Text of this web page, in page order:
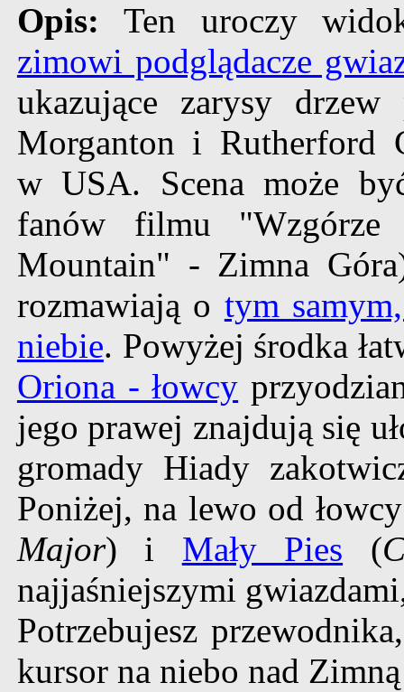
Opis:Ten uroczy
zimowi podglądacze
ukazujące zarysy
Morganton i
w USA. Scena może
fanów filmu
Mountain" - Zimna
rozmawiają o tym
niebie. Powyżej środka
Oriona - łowcy
jego prawej znajdują się
gromady Hiady
Poniżej, na lewo od
Major) i Mały Pies (
najjaśniejszymi
Potrzebujesz
kursor na niebo nad